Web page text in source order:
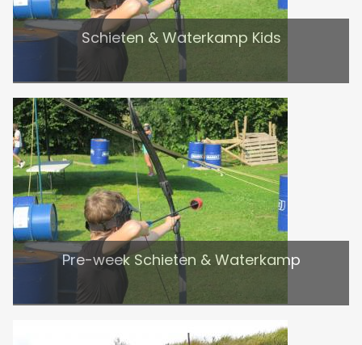
Schieten & Waterkamp Kids
Pre-week Schieten & Waterkamp